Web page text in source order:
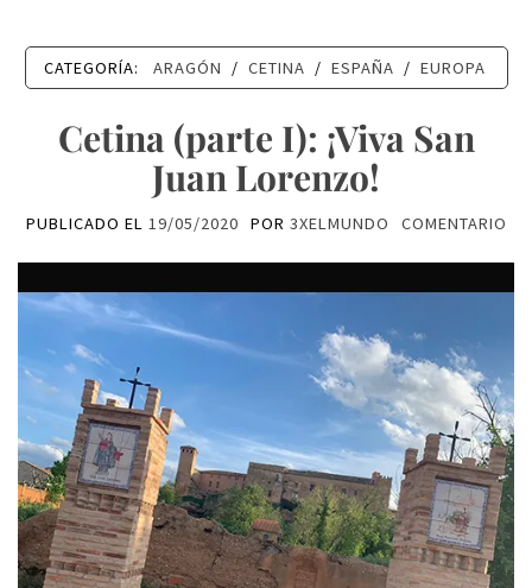
CATEGORÍA: ARAGÓN / CETINA / ESPAÑA / EUROPA
Cetina (parte I): ¡Viva San
Juan Lorenzo!
PUBLICADO EL 19/05/2020 POR 3XELMUNDO COMENTARIO